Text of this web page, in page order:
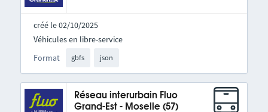
créé le 02/10/2025
Format gbfs json
Véhicules en libre-service
Réseau interurbain Fluo
Grand-Est - Moselle (57)